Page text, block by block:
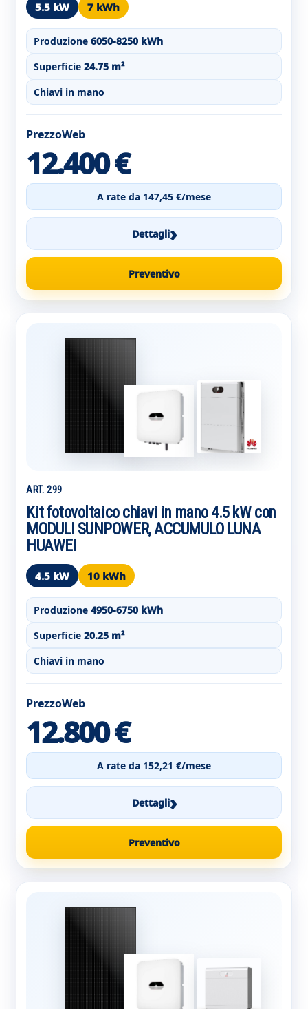
5.5 kW 7 kWh
Produzione 6050-8250 kWh
Superficie 24.75 m²
Chiavi in mano
PrezzoWeb
12.400 €
A rate da 147,45 €/mese
Dettagli›
Preventivo
ART. 299
Kit fotovoltaico chiavi in mano 4.5 kW con
MODULI SUNPOWER, ACCUMULO LUNA
HUAWEI
4.5 kW 10 kWh
Produzione 4950-6750 kWh
Superficie 20.25 m²
Chiavi in mano
PrezzoWeb
12.800 €
A rate da 152,21 €/mese
Dettagli›
Preventivo